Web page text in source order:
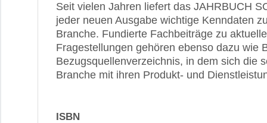
Seit vielen Jahren liefert das JAHRBUCH
jeder neuen Ausgabe wichtige Kenndaten
Branche. Fundierte Fachbeiträge zu
Fragestellungen gehören ebenso dazu wie
Bezugsquellenverzeichnis, in dem sich die
Branche mit ihren Produkt- und
ISBN